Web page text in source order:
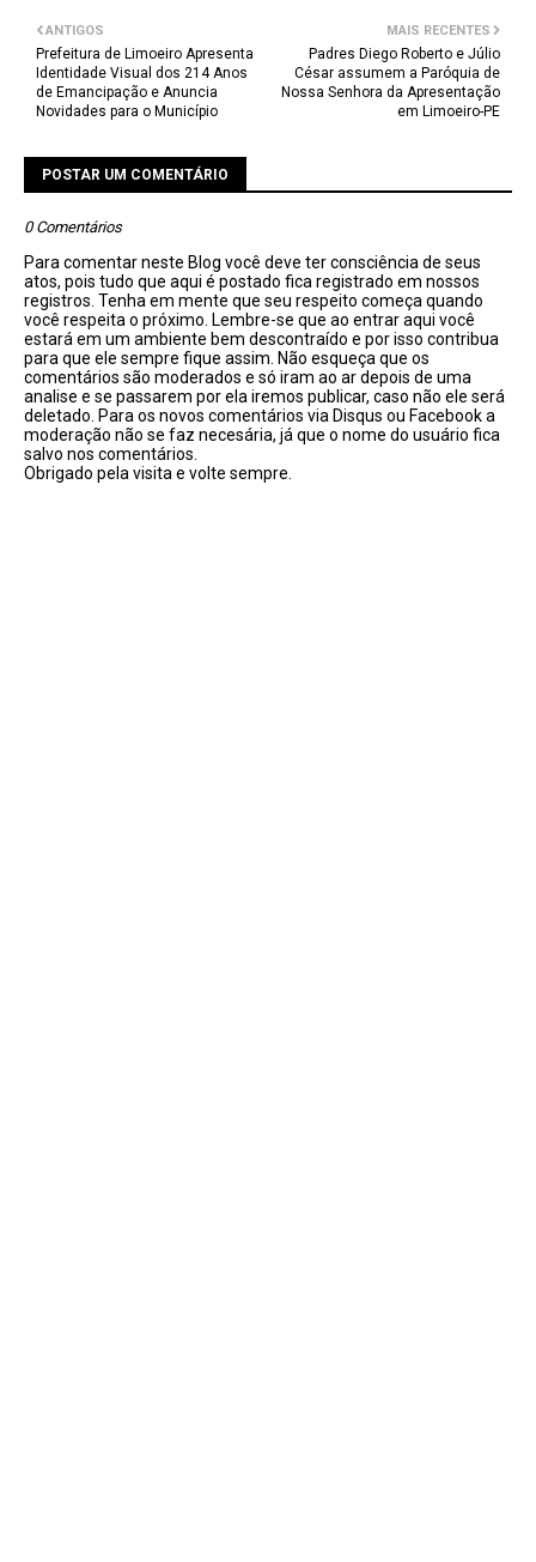
MAIS RECENTES
Padres Diego Roberto e Júlio
César assumem a Paróquia de
Nossa Senhora da Apresentação
em Limoeiro-PE
ANTIGOS
Prefeitura de Limoeiro Apresenta
Identidade Visual dos 214 Anos
de Emancipação e Anuncia
Novidades para o Município
POSTAR UM COMENTÁRIO
0 Comentários
Para comentar neste Blog você deve ter consciência de seus
atos, pois tudo que aqui é postado fica registrado em nossos
registros. Tenha em mente que seu respeito começa quando
você respeita o próximo. Lembre-se que ao entrar aqui você
estará em um ambiente bem descontraído e por isso contribua
para que ele sempre fique assim. Não esqueça que os
comentários são moderados e só iram ao ar depois de uma
analise e se passarem por ela iremos publicar, caso não ele será
deletado. Para os novos comentários via Disqus ou Facebook a
moderação não se faz necesária, já que o nome do usuário fica
salvo nos comentários.
Obrigado pela visita e volte sempre.